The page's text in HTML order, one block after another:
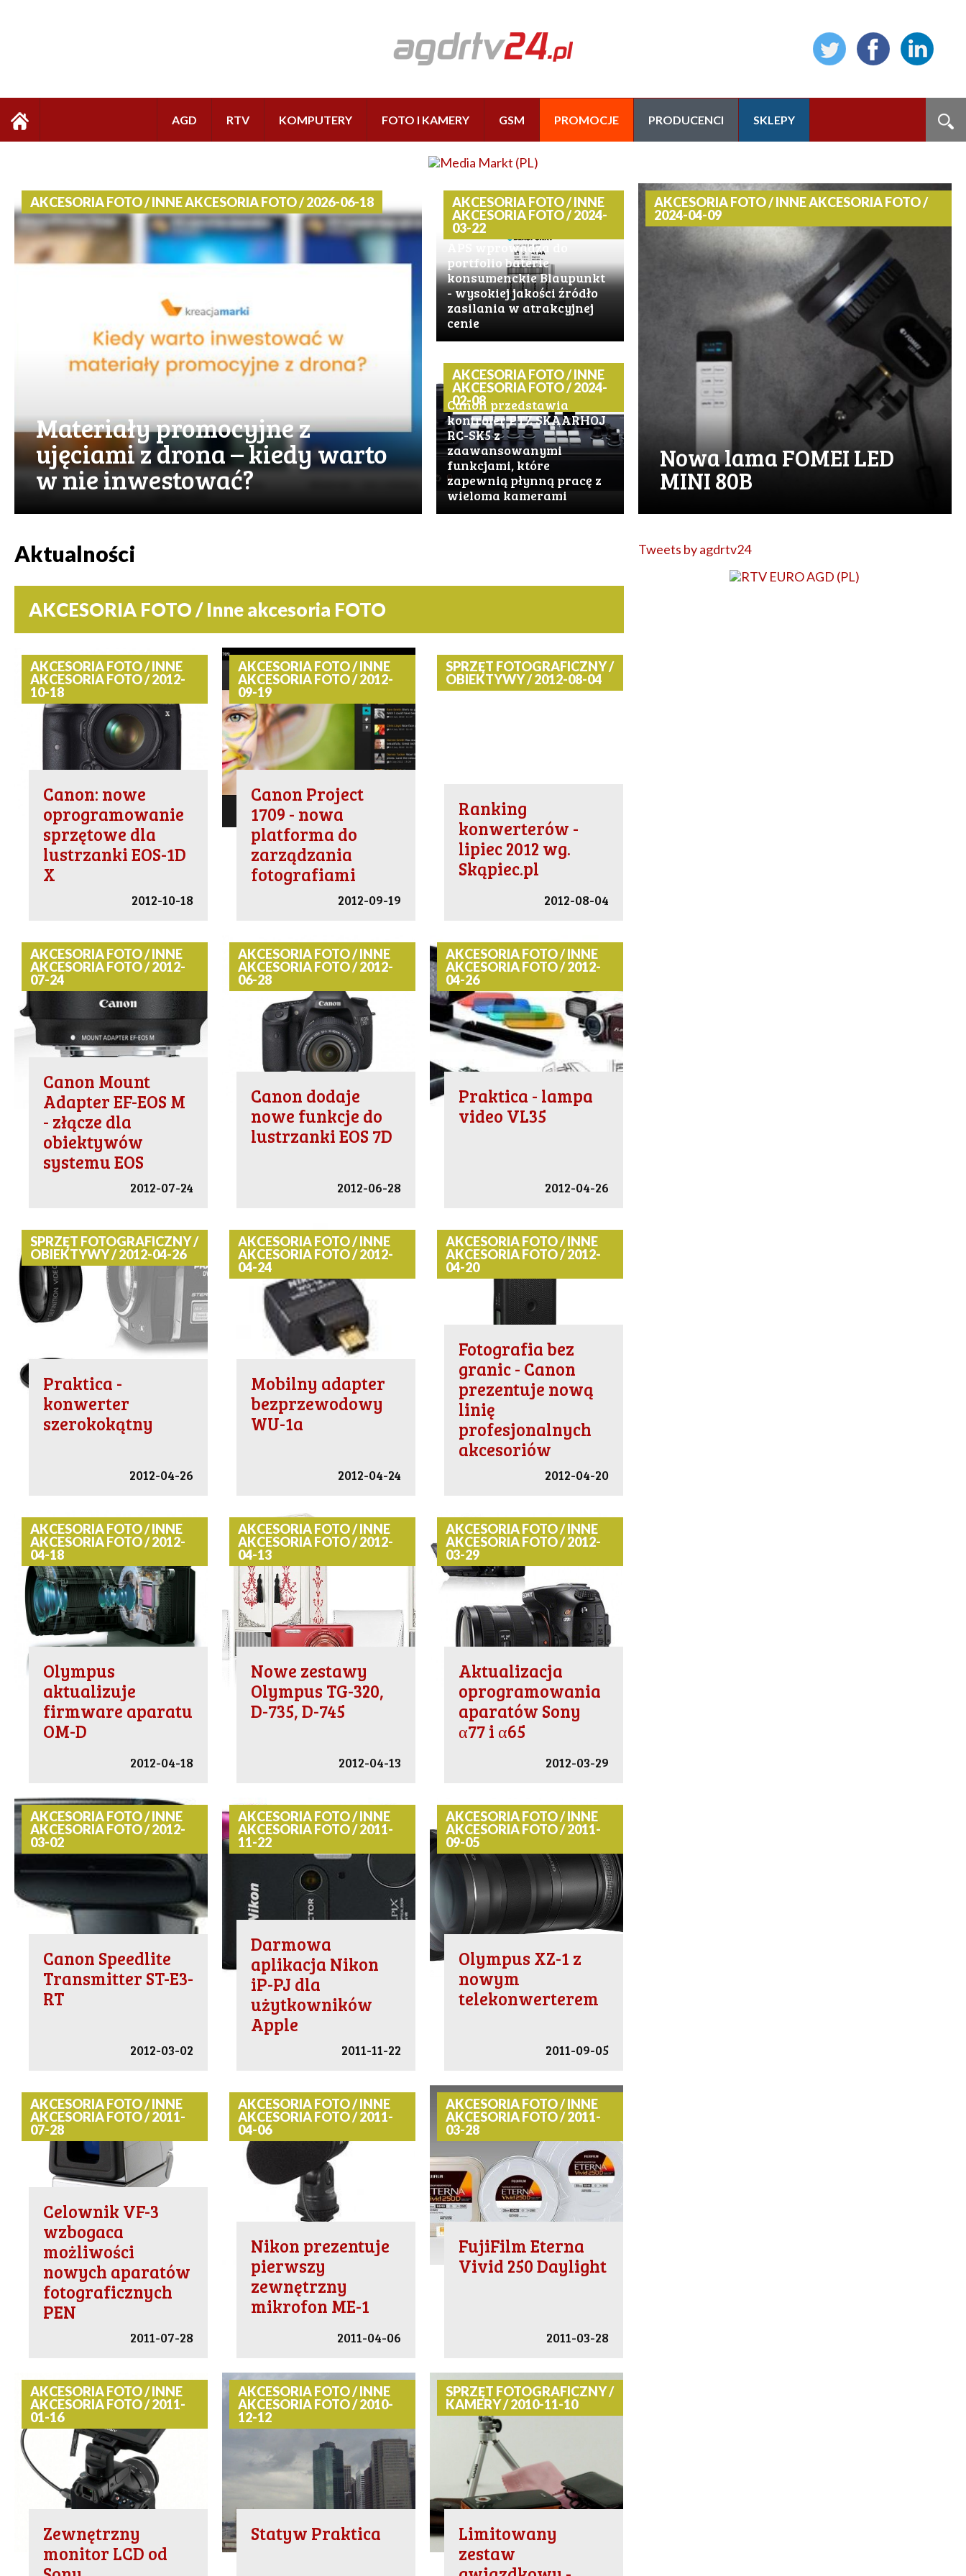
AGD RTV KOMPUTERY FOTO I KAMERY GSM PROMOCJE PRODUCENCI SKLEPY
AKCESORIA FOTO / INNE AKCESORIA FOTO / 2026-06-18
Materiały promocyjne z
ujęciami z drona – kiedy warto
w nie inwestować?
AKCESORIA FOTO / INNE AKCESORIA FOTO /
2024-04-09
Nowa lama FOMEI LED
MINI 80B
AKCESORIA FOTO / INNE
AKCESORIA FOTO / 2024-
03-22
APS wprowadza do
portfolio baterie
konsumenckie Blaupunkt
- wysokiej jakości źródło
zasilania w atrakcyjnej
cenie
AKCESORIA FOTO / INNE
AKCESORIA FOTO / 2024-
02-08
Canon przedstawia
kontroler PTZ SKAARHOJ
RC-SK5 z
zaawansowanymi
funkcjami, które
zapewnią płynną pracę z
wieloma kamerami
Aktualności
AKCESORIA FOTO / Inne akcesoria FOTO
AKCESORIA FOTO / INNE
AKCESORIA FOTO / 2012-
10-18
Canon: nowe
oprogramowanie
sprzętowe dla
lustrzanki EOS-1D
X
2012-10-18
AKCESORIA FOTO / INNE
AKCESORIA FOTO / 2012-
09-19
Canon Project
1709 - nowa
platforma do
zarządzania
fotografiami
2012-09-19
SPRZĘT FOTOGRAFICZNY /
OBIEKTYWY / 2012-08-04
Ranking
konwerterów -
lipiec 2012 wg.
Skąpiec.pl
2012-08-04
AKCESORIA FOTO / INNE
AKCESORIA FOTO / 2012-
07-24
Canon Mount
Adapter EF-EOS M
- złącze dla
obiektywów
systemu EOS
2012-07-24
AKCESORIA FOTO / INNE
AKCESORIA FOTO / 2012-
06-28
Canon dodaje
nowe funkcje do
lustrzanki EOS 7D
2012-06-28
AKCESORIA FOTO / INNE
AKCESORIA FOTO / 2012-
04-26
Praktica - lampa
video VL35
2012-04-26
SPRZĘT FOTOGRAFICZNY /
OBIEKTYWY / 2012-04-26
Praktica -
konwerter
szerokokątny
2012-04-26
AKCESORIA FOTO / INNE
AKCESORIA FOTO / 2012-
04-24
Mobilny adapter
bezprzewodowy
WU-1a
2012-04-24
AKCESORIA FOTO / INNE
AKCESORIA FOTO / 2012-
04-20
Fotografia bez
granic - Canon
prezentuje nową
linię
profesjonalnych
akcesoriów
2012-04-20
AKCESORIA FOTO / INNE
AKCESORIA FOTO / 2012-
04-18
Olympus
aktualizuje
firmware aparatu
OM-D
2012-04-18
AKCESORIA FOTO / INNE
AKCESORIA FOTO / 2012-
04-13
Nowe zestawy
Olympus TG-320,
D-735, D-745
2012-04-13
AKCESORIA FOTO / INNE
AKCESORIA FOTO / 2012-
03-29
Aktualizacja
oprogramowania
aparatów Sony
α77 i α65
2012-03-29
AKCESORIA FOTO / INNE
AKCESORIA FOTO / 2012-
03-02
Canon Speedlite
Transmitter ST-E3-
RT
2012-03-02
AKCESORIA FOTO / INNE
AKCESORIA FOTO / 2011-
11-22
Darmowa
aplikacja Nikon
iP-PJ dla
użytkowników
Apple
2011-11-22
AKCESORIA FOTO / INNE
AKCESORIA FOTO / 2011-
09-05
Olympus XZ-1 z
nowym
telekonwerterem
2011-09-05
AKCESORIA FOTO / INNE
AKCESORIA FOTO / 2011-
07-28
Celownik VF-3
wzbogaca
możliwości
nowych aparatów
fotograficznych
PEN
2011-07-28
AKCESORIA FOTO / INNE
AKCESORIA FOTO / 2011-
04-06
Nikon prezentuje
pierwszy
zewnętrzny
mikrofon ME-1
2011-04-06
AKCESORIA FOTO / INNE
AKCESORIA FOTO / 2011-
03-28
FujiFilm Eterna
Vivid 250 Daylight
2011-03-28
AKCESORIA FOTO / INNE
AKCESORIA FOTO / 2011-
01-16
Zewnętrzny
monitor LCD od
AKCESORIA FOTO / INNE
AKCESORIA FOTO / 2010-
12-12
Statyw Praktica
SPRZĘT FOTOGRAFICZNY /
KAMERY / 2010-11-10
Limitowany
zestaw
Tweets by agdrtv24